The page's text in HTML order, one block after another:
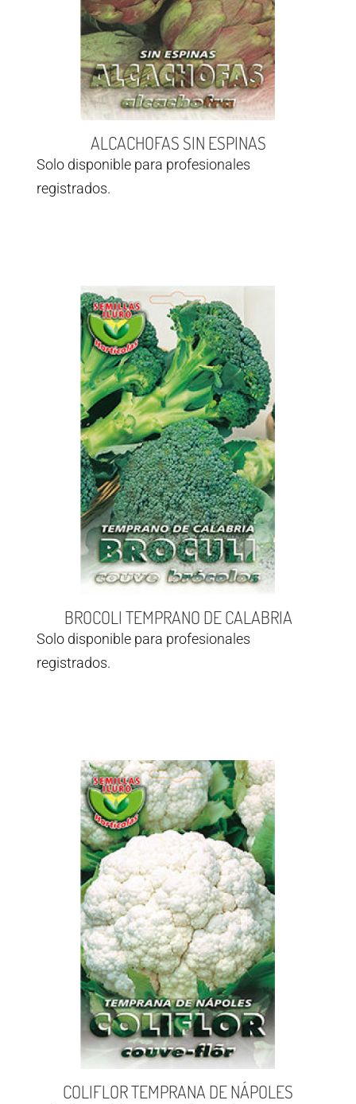
ALCACHOFAS SIN ESPINAS
Solo disponible para profesionales
registrados.
BROCOLI TEMPRANO DE CALABRIA
Solo disponible para profesionales
registrados.
COLIFLOR TEMPRANA DE NÁPOLES